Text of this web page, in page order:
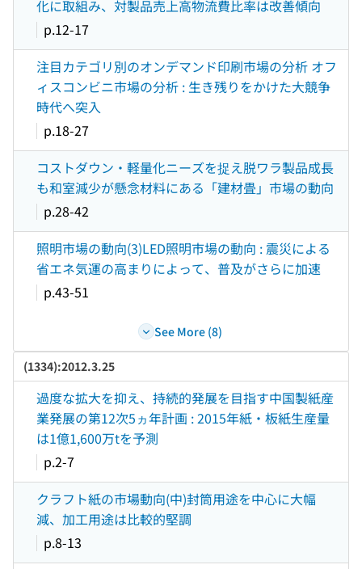
化に取組み、対製品売上高物流費比率は改善傾向
p.12-17
注目カテゴリ別のオンデマンド印刷市場の分析 オフ
ィスコンビニ市場の分析 : 生き残りをかけた大競争
時代へ突入
p.18-27
コストダウン・軽量化ニーズを捉え脱ワラ製品成長
も和室減少が懸念材料にある「建材畳」市場の動向
p.28-42
照明市場の動向(3)LED照明市場の動向 : 震災による
省エネ気運の高まりによって、普及がさらに加速
p.43-51
See More (8)
(1334):2012.3.25
過度な拡大を抑え、持続的発展を目指す中国製紙産
業発展の第12次5ヵ年計画 : 2015年紙・板紙生産量
は1億1,600万tを予測
p.2-7
クラフト紙の市場動向(中)封筒用途を中心に大幅
減、加工用途は比較的堅調
p.8-13